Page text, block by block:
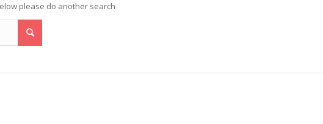
please do another search